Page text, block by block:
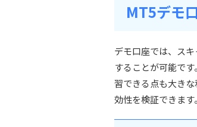
MT5デモ
デモ口座では、ス
することが可能で
習できる点も大き
効性を検証できます。